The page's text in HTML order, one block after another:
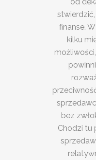
finanse.
kilku
bez
Chodzi tu